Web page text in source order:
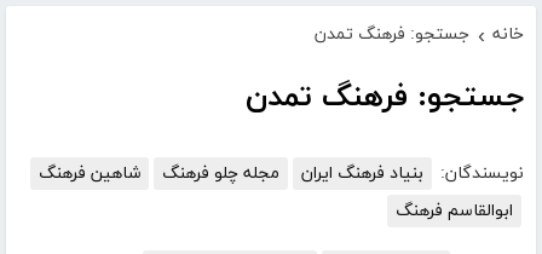
خانه › جستجو: فرهنگ تمدن
جستجو: فرهنگ تمدن
نویسندگان: بنیاد فرهنگ ایران مجله چلو فرهنگ
شاهین فرهنگ
ابوالقاسم فرهنگ